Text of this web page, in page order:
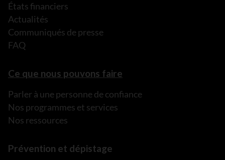
États financiers
Actualités
Communiqués de presse
FAQ
Ce que nous pouvons faire
Parler à une personne de confiance
Nos programmes et services
Nos ressources
Prévention et dépistage